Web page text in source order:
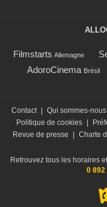
Filmstarts Allemagne
AdoroCinema Brésil
Contact Qui sommes-nous
Politique de cookies
Revue de presse
Charte
Retrouvez tous les horaires
0 892